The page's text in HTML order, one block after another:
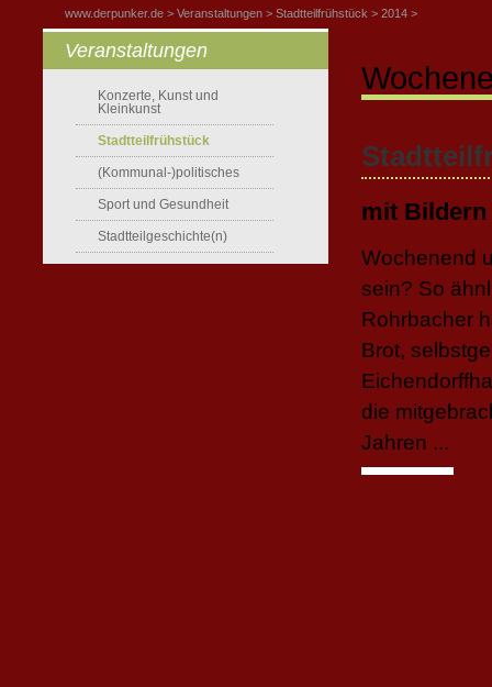
www.derpunker.de Veranstaltungen Stadtteilfrühstück 2014
mit Bildern
Wochenend
sein? So
Rohrbacher
Brot,
die
Jahren ...
Veranstaltungen
Konzerte, Kunst und
Kleinkunst
Stadtteilfrühstück
(Kommunal-)politisches
Sport und Gesundheit
Stadtteilgeschichte(n)